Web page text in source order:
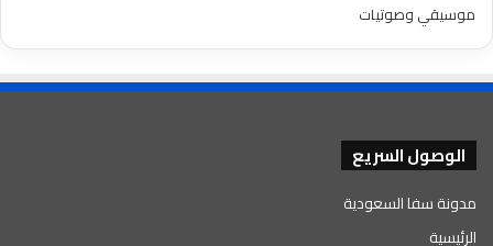
موسيقي وصوتيات
الوصول السريع
مدونة سفا السعودية
الرئيسية